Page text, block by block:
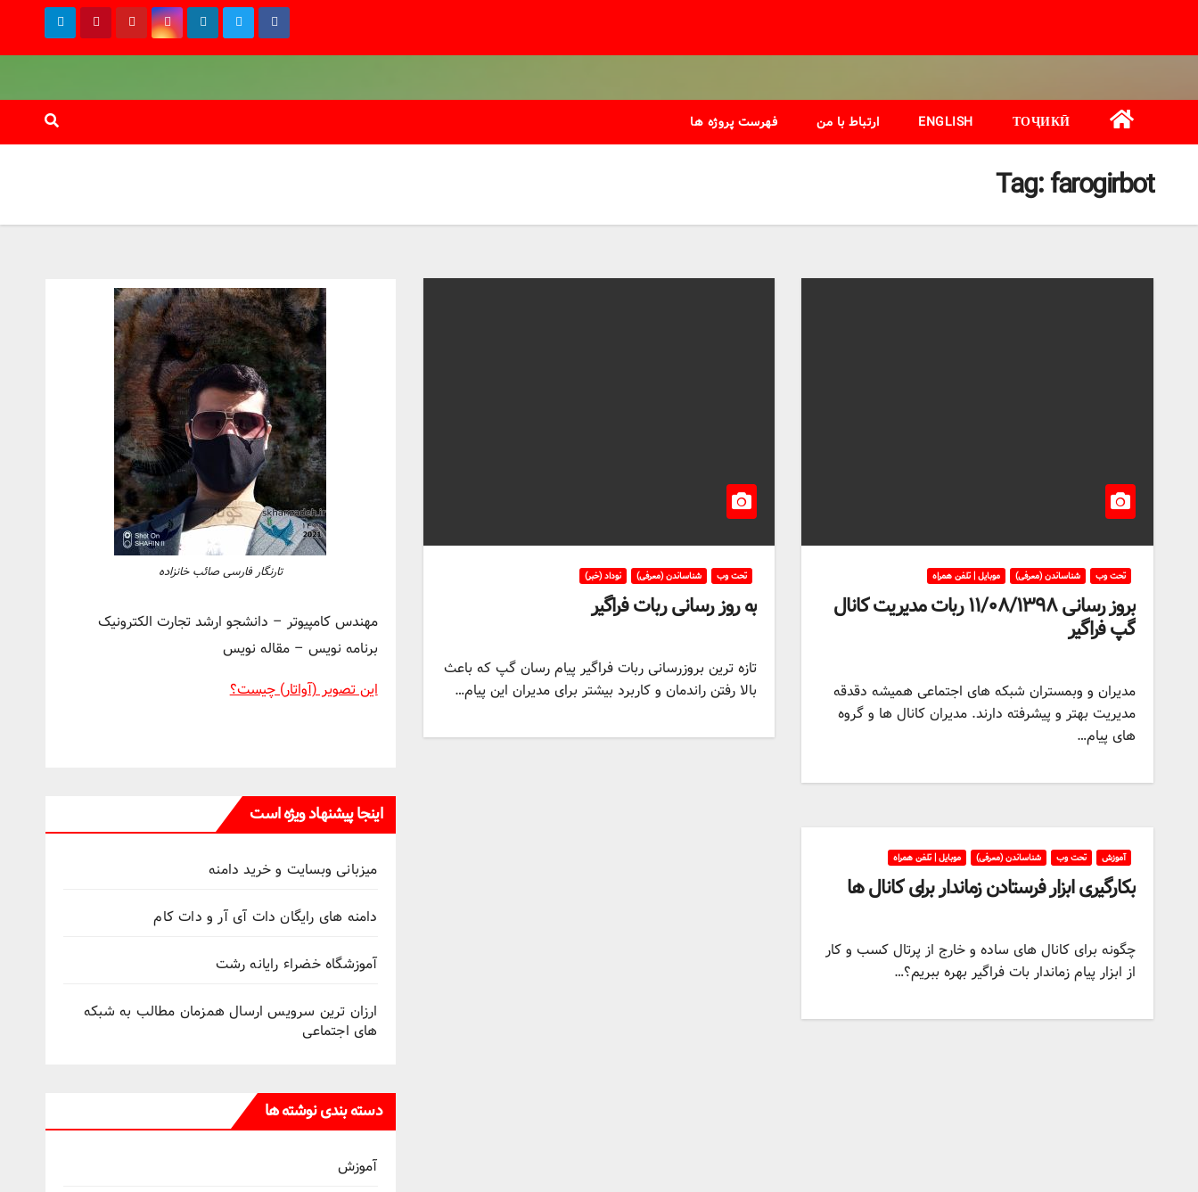
ТОҶИКӢ
ENGLISH ارتباط با من فهرست پروژه ها
Tag:farogirbot
تحت وب شناساندن (معرفی) موبایل | تلفن همراه
بروز رسانی ۱۱/۰۸/۱۳۹۸ ربات مدیریت کانال
گپ فراگیر
مدیران و وبمستران شبکه های اجتماعی همیشه دقدقه
مدیریت بهتر و پیشرفته دارند. مدیران کانال ها و گروه
های پیام…
تحت وب شناساندن (معرفی) نوداد (خبر)
به روز رسانی ربات فراگیر
تازه ترین بروزرسانی ربات فراگیر پیام رسان گپ که باعث
بالا رفتن راندمان و کاربرد بیشتر برای مدیران این پیام…
آموزش تحت وب شناساندن (معرفی) موبایل | تلفن همراه
بکارگیری ابزار فرستادن زماندار برای کانال ها
چگونه برای کانال های ساده و خارج از پرتال کسب و کار
از ابزار پیام زماندار بات فراگیر بهره ببریم؟…
تارنگار فارسی صائب خانزاده
مهندس کامپیوتر – دانشجو ارشد تجارت الکترونیک
برنامه نویس – مقاله نویس
این تصویر (آواتار) چیست؟
اینجا پیشنهاد ویژه است
میزبانی وبسایت و خرید دامنه
دامنه های رایگان دات آی آر و دات کام
آموزشگاه خضراء رایانه رشت
ارزان ترین سرویس ارسال همزمان مطالب به شبکه
های اجتماعی
دسته بندی نوشته ها
آموزش